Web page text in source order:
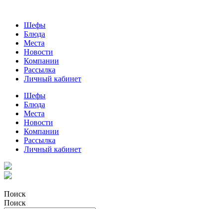
Шефы
Блюда
Места
Новости
Компании
Рассылка
Личный кабинет
Шефы
Блюда
Места
Новости
Компании
Рассылка
Личный кабинет
Поиск
Поиск